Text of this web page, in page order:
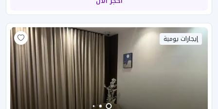
إيجارات يومية